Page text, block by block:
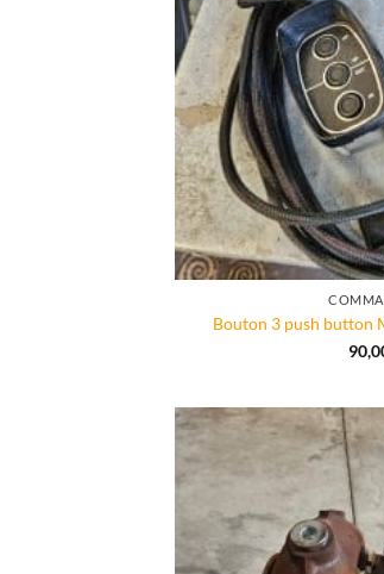
Bouton 3 push button